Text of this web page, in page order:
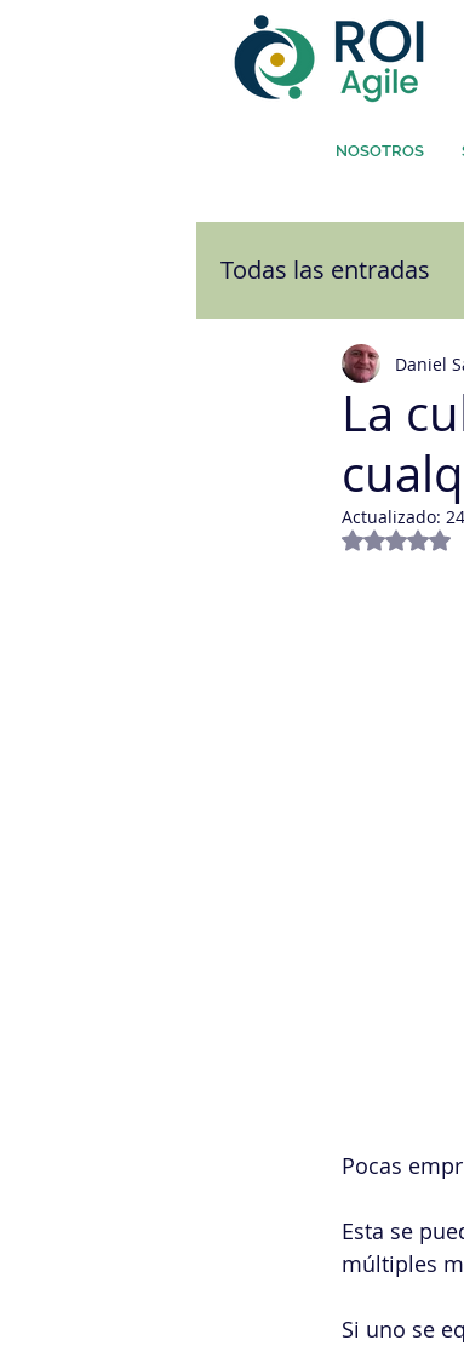
NOSOTROS
Todas las entradas
Atención al
Comunicación
Estrategias
La
Daniel
Actualizado:
Obtuvo
Pocas
Esta se
múltiples
Si uno se